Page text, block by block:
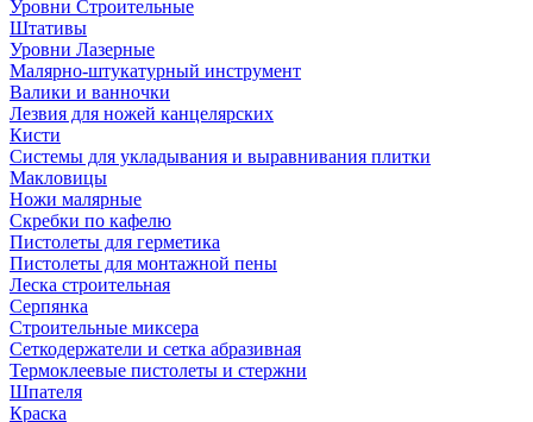
Уровни Строительные
Штативы
Уровни Лазерные
Малярно-штукатурный инструмент
Валики и ванночки
Лезвия для ножей канцелярских
Кисти
Системы для укладывания и выравнивания плитки
Макловицы
Ножи малярные
Скребки по кафелю
Пистолеты для герметика
Пистолеты для монтажной пены
Леска строительная
Серпянка
Строительные миксера
Сеткодержатели и сетка абразивная
Термоклеевые пистолеты и стержни
Шпателя
Краска